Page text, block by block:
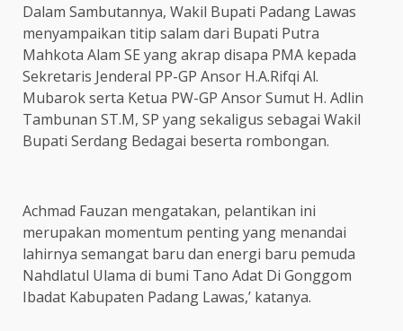
Dalam Sambutannya, Wakil Bupati Padang Lawas
menyampaikan titip salam dari Bupati Putra
Mahkota Alam SE yang akrap disapa PMA kepada
Sekretaris Jenderal PP-GP Ansor H.A.Rifqi Al.
Mubarok serta Ketua PW-GP Ansor Sumut H. Adlin
Tambunan ST.M, SP yang sekaligus sebagai Wakil
Bupati Serdang Bedagai beserta rombongan.
Achmad Fauzan mengatakan, pelantikan ini
merupakan momentum penting yang menandai
lahirnya semangat baru dan energi baru pemuda
Nahdlatul Ulama di bumi Tano Adat Di Gonggom
Ibadat Kabupaten Padang Lawas,’ katanya.